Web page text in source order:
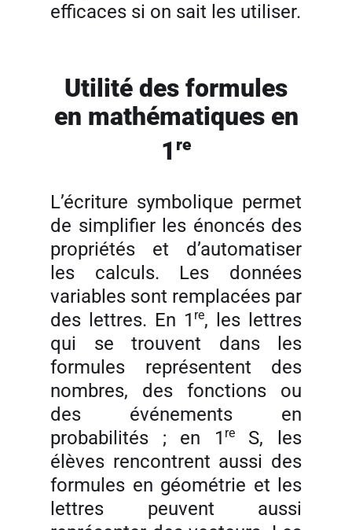
efficaces si on sait les utiliser.
Utilité des formules
en mathématiques en
1 re
L’écriture symbolique permet
de simplifier les énoncés des
propriétés et d’automatiser
les calculs. Les données
variables sont remplacées par
des lettres. En 1 re, les lettres
qui se trouvent dans les
formules représentent des
nombres, des fonctions ou
des événements en
probabilités ; en 1 reS, les
élèves rencontrent aussi des
formules en géométrie et les
lettres peuvent aussi